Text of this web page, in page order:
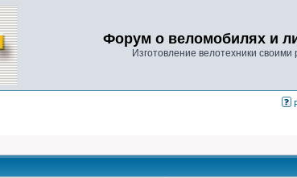
Форум о веломобилях и
Изготовление велотехники своими